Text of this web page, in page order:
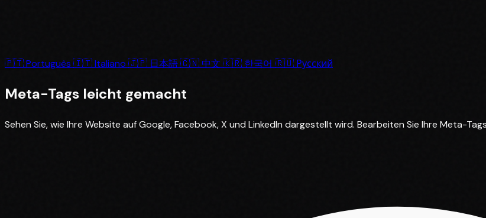
🇵🇹Português 🇮🇹Italiano 🇯🇵 日本語🇨🇳中文 🇰🇷 한국어 🇷🇺 Русский
Meta-Tags leicht gemacht
Sehen Sie, wie Ihre Website auf Google, Facebook, X und LinkedIn dargestellt wird. Bearbeiten Sie Ihre Meta-